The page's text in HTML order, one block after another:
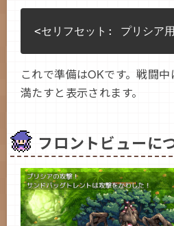
これで準備はOKです。戦闘
満たすと表示されます。
フロントビューに